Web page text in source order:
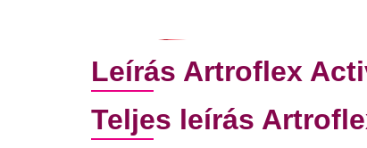
Leírás Artroflex
Teljes leírás